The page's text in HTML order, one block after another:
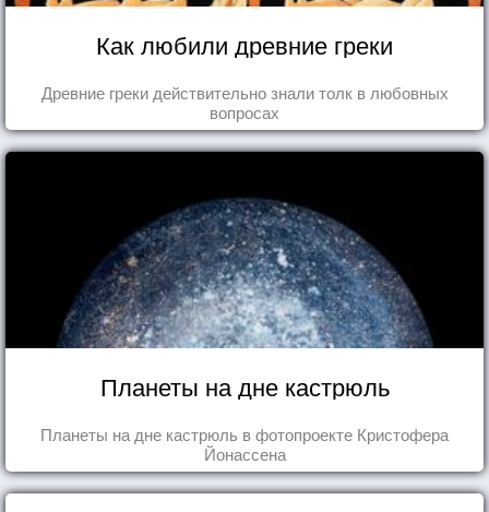
Как любили древние греки
Древние греки действительно знали толк в любовных
вопросах
Планеты на дне кастрюль
Планеты на дне кастрюль в фотопроекте Кристофера
Йонассена